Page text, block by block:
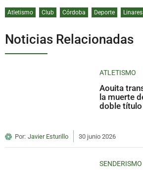
Atletismo Club Córdoba Deporte Linares
Noticias Relacionadas
ATLETISMO
Aouita
la muerte
doble título
Por: Javier Esturillo 30 junio 2026
SENDERISMO